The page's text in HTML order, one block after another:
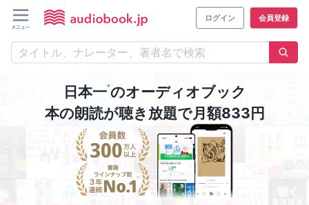
ログイン 会員登録
日本一※のオーディオブック
本の朗読が聴き放題で月額833円